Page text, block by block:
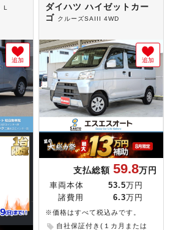
L
追加
ダイハツ ハイゼットカー
ゴ クルーズSAIII 4WD
追加
支払総額 59.8万円
車両本体 53.5 万円
諸費用
6.3 万円
※価格はすべて税込みです。
自社保証付き(１カ月または